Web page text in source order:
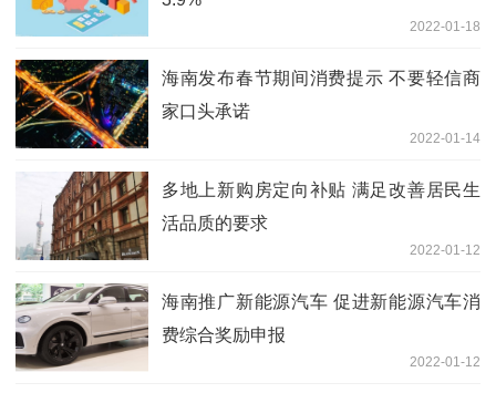
2022-01-18
海南发布春节期间消费提示 不要轻信商
家口头承诺
2022-01-14
多地上新购房定向补贴 满足改善居民生
活品质的要求
2022-01-12
海南推广新能源汽车 促进新能源汽车消
费综合奖励申报
2022-01-12